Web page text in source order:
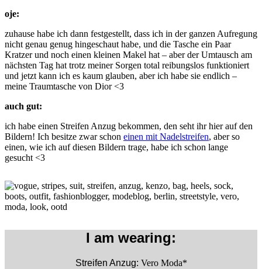
oje:
zuhause habe ich dann festgestellt, dass ich in der ganzen Aufregung
nicht genau genug hingeschaut habe, und die Tasche ein Paar
Kratzer und noch einen kleinen Makel hat – aber der Umtausch am
nächsten Tag hat trotz meiner Sorgen total reibungslos funktioniert
und jetzt kann ich es kaum glauben, aber ich habe sie endlich –
meine Traumtasche von Dior <3
auch gut:
ich habe einen Streifen Anzug bekommen, den seht ihr hier auf den
Bildern! Ich besitze zwar schon einen mit Nadelstreifen, aber so
einen, wie ich auf diesen Bildern trage, habe ich schon lange
gesucht <3
I am wearing:
Streifen Anzug: Vero Moda*